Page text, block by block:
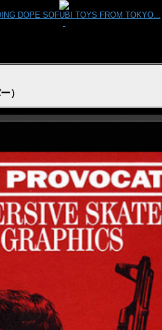
DOPE SOFUBI TOYS FROM TOKYO...
）